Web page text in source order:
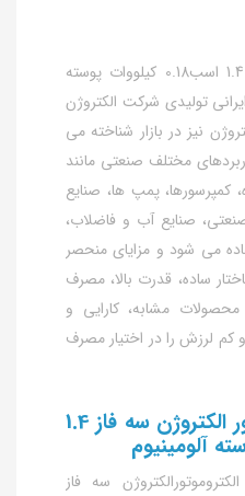
الکتروموتورالکتروژن سه فاز 1.4 اسب0.18 کیلووات پوسته
تولیدی شرکت الکتروژن
نیز در بازار شناخته می
مختلف صنعتی مانند
پمپ ها، صنایع
صنایع آب و فاضلاب،
می شود و مزایای منحصر
ساده، قدرت بالا، مصرف
مشابه، کارایی و
و کم لرزش را در اختیار مصرف
مشخصات الکتروموتور الکتروژن سه فاز 1.4
سه فاز